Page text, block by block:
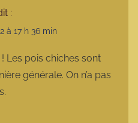
:
à 17 h 36 min
Les pois chiches sont
générale. On n’a pas